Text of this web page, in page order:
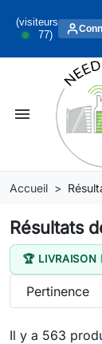
(visiteurs
77)
menu
Accueil
Résultats
🏆 LIVRAISON
Il y a 563
Pertinence